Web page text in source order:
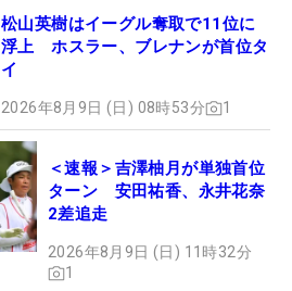
松山英樹はイーグル奪取で11位に
浮上 ホスラー、ブレナンが首位タ
イ
2026年8月9日 (日) 08時53分 1
＜速報＞吉澤柚月が単独首位
ターン 安田祐香、永井花奈
2差追走
2026年8月9日 (日) 11時32分
1